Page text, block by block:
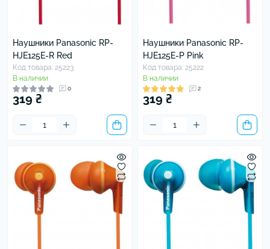
Наушники Panasonic RP-
HJE125E-R Red
Код товара: 25223
В наличии
0
319 ₴
Наушники Panasonic RP-
HJE125E-P Pink
Код товара: 25222
В наличии
2
319 ₴